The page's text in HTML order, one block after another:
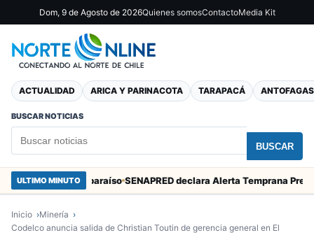
Dom, 9 de Agosto de 2026Quienes somosContactoMedia Kit
ACTUALIDAD ARICA Y PARINACOTA TARAPACÁ
BUSCAR NOTICIAS
BUSCAR
ULTIMO MINUTO
en Valparaíso
Inicio
Minería
Codelco anuncia salida de Christian Toutin de gerencia general en El